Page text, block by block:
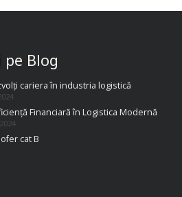
Blog
cariera în industria logistică
Financiară în Logistica Modernă
cat B